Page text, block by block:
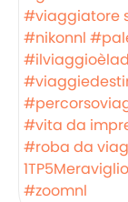
#viaggiatore
#nikonnl
#vita da
#roba da
#zoomnl